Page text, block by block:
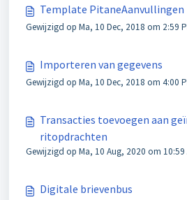
Template PitaneAanvullingen
Gewijzigd op Ma, 10 Dec, 2018 om 2:59
Importeren van gegevens
Gewijzigd op Ma, 10 Dec, 2018 om 4:00
Transacties toevoegen aan
ritopdrachten
Gewijzigd op Ma, 10 Aug, 2020 om 10:59
Digitale brievenbus